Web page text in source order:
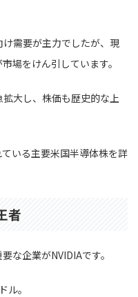
需要が主力でしたが、現
場をけん引しています。
大し、株価も歴史的な上
いる主要米国半導体株を詳
者
な企業がNVIDIAです。
ル。